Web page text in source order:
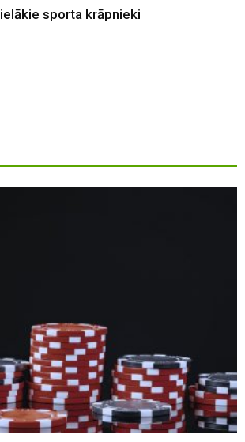
sporta krāpnieki